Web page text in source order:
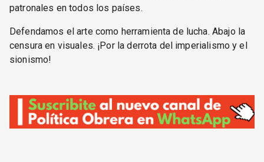
patronales en todos los países.
Defendamos el arte como herramienta de lucha. Abajo la
censura en visuales. ¡Por la derrota del imperialismo y el
sionismo!